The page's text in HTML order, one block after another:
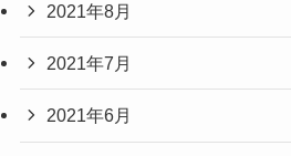
2021年8月
2021年7月
2021年6月